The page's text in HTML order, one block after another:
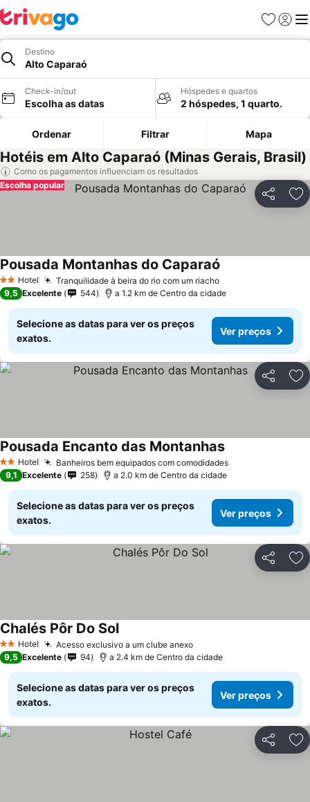
Favoritos
Iniciar
Destino
Alto Caparaó
Check-in/out
Escolha as datas
Hóspedes e quartos
2 hóspedes, 1 quarto.
Ordenar Filtrar Mapa
Hotéis em Alto Caparaó (Minas Gerais, Brasil)
Como os pagamentos influenciam os resultados
Partilhar
Escolha popular
2 Estrelas
Hotel Tranquilidade à beira do rio com um riacho
Pousada Montanhas do Caparaó
9,5 Excelente 544 a 1.2 km de Centro da cidade
Selecione as datas para ver os preços
exatos.
Ver preços
Partilhar
2 Estrelas
Hotel Banheiros bem equipados com comodidades
Pousada Encanto das Montanhas
9,1 Excelente 258 a 2.0 km de Centro da cidade
Selecione as datas para ver os preços
exatos.
Ver preços
Partilhar
2 Estrelas
Hotel Acesso exclusivo a um clube anexo
Chalés Pôr Do Sol
9,5 Excelente 94 a 2.4 km de Centro da cidade
Selecione as datas para ver os preços
exatos.
Ver preços
Partilhar